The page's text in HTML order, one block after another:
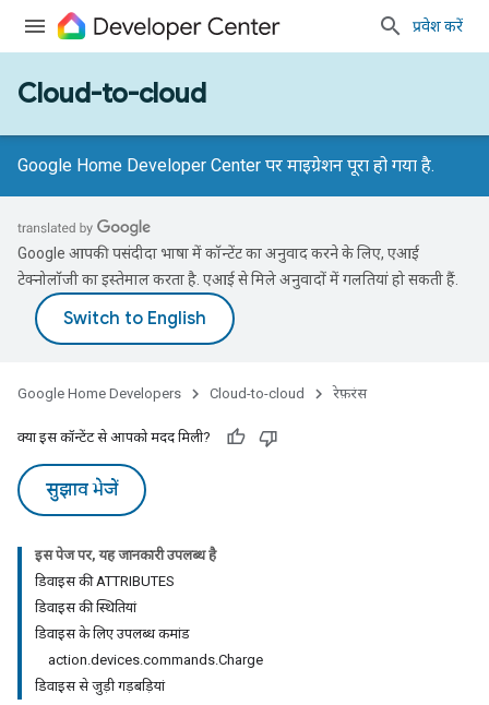
प्रवेश करें
Cloud-to-cloud
Google Home Developer Center पर माइग्रेशन पूरा हो गया है.
Google आपकी पसंदीदा भाषा में कॉन्टेंट का अनुवाद करने के लिए, एआई
टेक्नोलॉजी का इस्तेमाल करता है. एआई से मिले अनुवादों में गलतियां हो सकती हैं.
Google Home Developers Cloud-to-cloud रेफ़रंस
क्या इस कॉन्टेंट से आपको मदद मिली?
सुझाव भेजें
इस पेज पर, यह जानकारी उपलब्ध है
डिवाइस की ATTRIBUTES
डिवाइस की स्थितियां
डिवाइस के लिए उपलब्ध कमांड
action.devices.commands.Charge
डिवाइस से जुड़ी गड़बड़ियां